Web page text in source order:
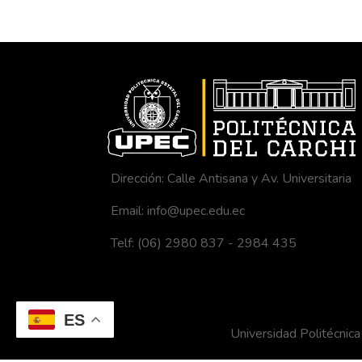
ES
Dirección: Calle Antisana y Av. Universitaria
Email: info@upec.edu.ec
Telf: (06) 2980 837 - 2984 435
Universidad